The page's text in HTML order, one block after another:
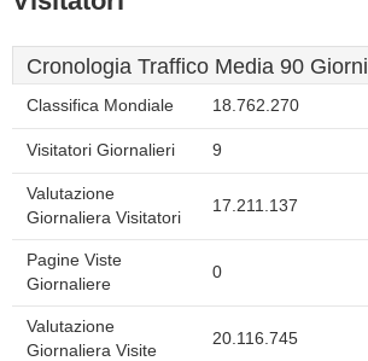
Cronologia Traffico Media 90 Giorni
Classifica Mondiale 18.762.270
Visitatori Giornalieri 9
Valutazione
Giornaliera Visitatori
17.211.137
Pagine Viste
Giornaliere
0
Valutazione
Giornaliera Visite
20.116.745